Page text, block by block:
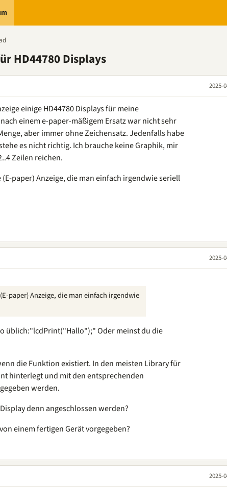
HD44780 Displays
2025-
einige HD44780 Displays für meine
einem e-paper-mäßigem Ersatz war nicht sehr
aber immer ohne Zeichensatz. Jedenfalls habe
es nicht richtig. Ich brauche keine Graphik, mir
Zeilen reichen.
paper) Anzeige, die man einfach irgendwie seriell
2025-
paper) Anzeige, die man einfach irgendwie
üblich:"lcdPrint("Hallo");" Oder meinst du die
die Funktion existiert. In den meisten Library für
hinterlegt und mit den entsprechenden
werden.
denn angeschlossen werden?
einem fertigen Gerät vorgegeben?
2025-